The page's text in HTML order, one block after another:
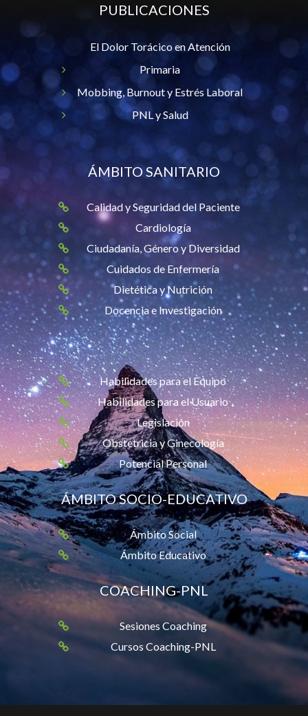
PUBLICACIONES
El Dolor Torácico en Atención
Primaria
Mobbing, Burnout y Estrés Laboral
PNL y Salud
ÁMBITO SANITARIO
Calidad y Seguridad del Paciente
Cardiología
Ciudadanía, Género y Diversidad
Cuidados de Enfermería
Dietética y Nutrición
Docencia e Investigación
Habilidades para el Equipo
Habilidades para el Usuario
Legislación
Obstetricia y Ginecología
Potencial Personal
ÁMBITO SOCIO-EDUCATIVO
Ámbito Social
Ámbito Educativo
COACHING-PNL
Sesiones Coaching
Cursos Coaching-PNL